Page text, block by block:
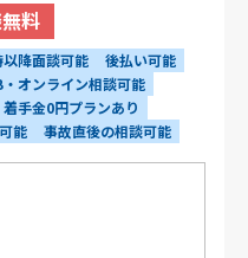
料
以降面談可能
後払い可能
・オンライン相談可能
着手金0円プランあり
能 事故直後の相談可能